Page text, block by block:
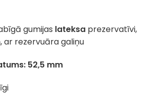
gumijas lateksaprezervatīvi,
, ar rezervuāra galiņu
52,5 mm